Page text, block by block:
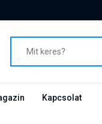
Kapcsolat